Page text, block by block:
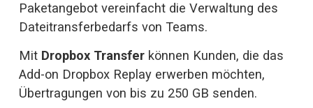
Paketangebot vereinfacht die Verwaltung des
Dateitransferbedarfs von Teams.
Mit Dropbox Transfer können Kunden, die das
Add-on Dropbox Replay erwerben möchten,
Übertragungen von bis zu 250 GB senden.